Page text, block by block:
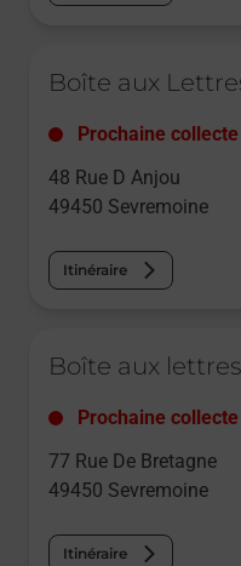
Boîte aux
Prochaine
48 Rue D Anjou
49450 Sevremoine
Itinéraire
Boîte aux
Prochaine
77 Rue De Bretagne
49450 Sevremoine
Itinéraire